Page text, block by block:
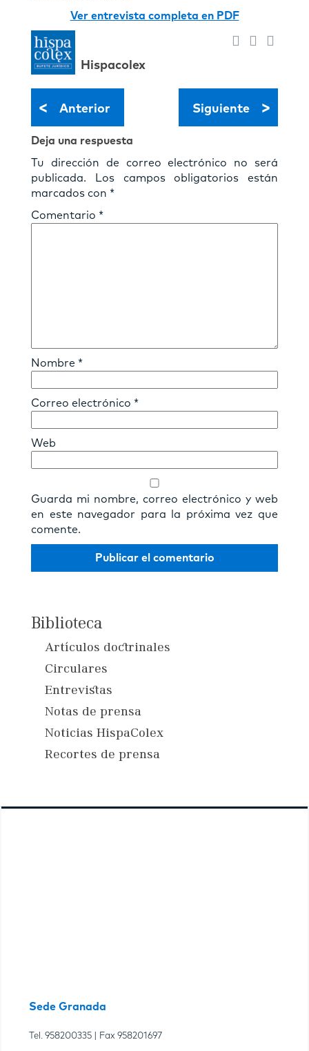
Ver entrevista completa en PDF
Hispacolex
< Anterior Siguiente >
Deja una respuesta
Tu dirección de correo electrónico no será
publicada.
Los campos obligatorios están
marcados con *
Comentario *
Nombre *
Correo electrónico *
Web
Guarda mi nombre, correo electrónico y web
en este navegador para la próxima vez que
comente.
Biblioteca
Artículos doctrinales
Circulares
Entrevistas
Notas de prensa
Noticias HispaColex
Recortes de prensa
Sede Granada
Tel. 958200335 | Fax 958201697